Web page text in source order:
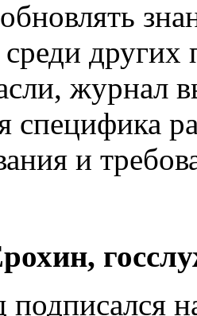
среди
журнал
специфика
и
подписался